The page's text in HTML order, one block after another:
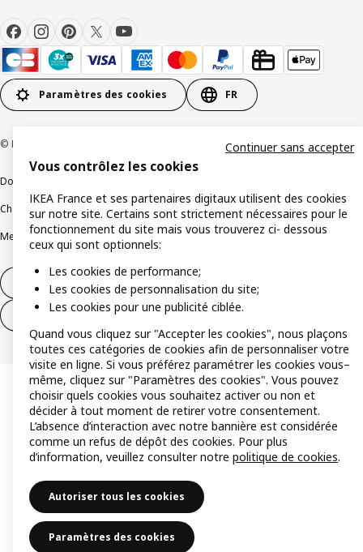
Paramètres des cookies FR
© Inter IKEA Systems B.V 1999-2026
Documents juridiques et informations légales
Charte de protection des donnéesPolitique relative aux cookies
Mentions légalesAlertes fraudeRappel produitAccessibilité : non conforme
Formulaire de rétractation – produits
Formulaire de rétractation – services
Vous contrôlez les cookies
IKEA France et ses partenaires digitaux utilisent des cookies
sur notre site. Certains sont strictement nécessaires pour le
fonctionnement du site mais vous trouverez ci- dessous
ceux qui sont optionnels:
Les cookies de performance;
Les cookies de personnalisation du site;
Les cookies pour une publicité ciblée.
Quand vous cliquez sur "Accepter les cookies", nous plaçons
toutes ces catégories de cookies afin de personnaliser votre
visite en ligne. Si vous préférez paramétrer les cookies vous–
même, cliquez sur "Paramètres des cookies". Vous pouvez
choisir quels cookies vous souhaitez activer ou non et
décider à tout moment de retirer votre consentement.
L’absence d’interaction avec notre bannière est considérée
comme un refus de dépôt des cookies. Pour plus
d’information, veuillez consulter notre politique de cookies.
Autoriser tous les cookies
Paramètres des cookies
Continuer sans accepter